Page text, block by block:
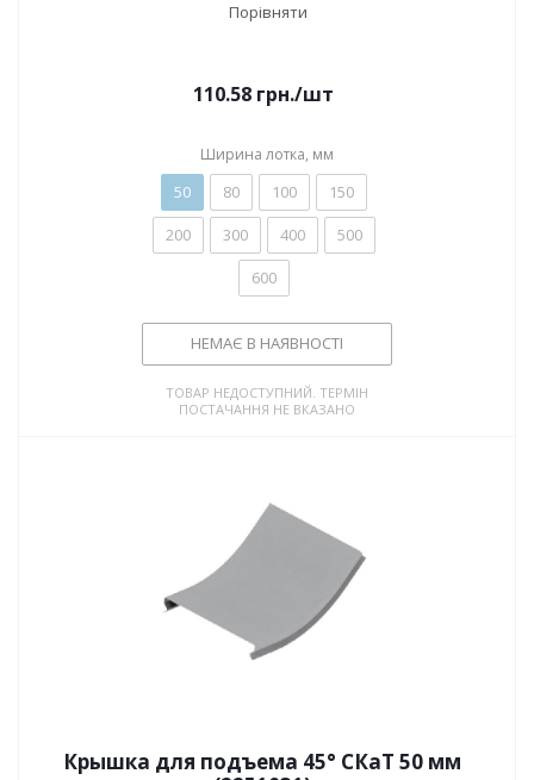
Порівняти
110.58грн./шт
Ширина лотка, мм
50 80 100
150
200
300 400
500
600
НЕМАЄ В НАЯВНОСТІ
ТОВАР НЕДОСТУПНИЙ. ТЕРМІН
ПОСТАЧАННЯ НЕ ВКАЗАНО
Крышка для подъема 45° СКаТ 50 мм